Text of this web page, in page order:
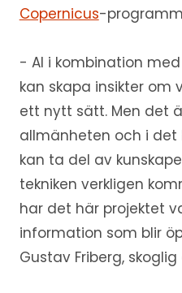
Copernicus-
- AI i kombination
kan skapa insikter om
ett nytt sätt. Men det
allmänheten och i
kan ta del av
tekniken verkligen
har det här projektet
information som blir
Gustav Friberg,